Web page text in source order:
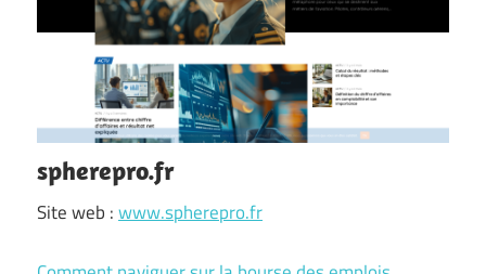
spherepro.fr
Site web :www.spherepro.fr